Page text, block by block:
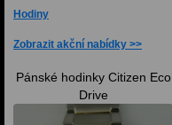
Hodiny
Zobrazit akční nabídky
Pánské hodinky Citizen Eco
Drive